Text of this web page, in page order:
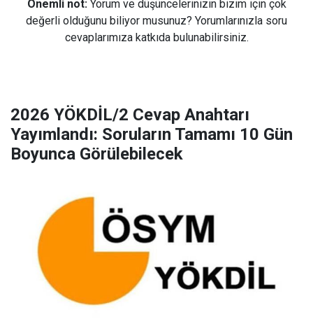
Önemli not: Yorum ve düşüncelerinizin bizim için çok
değerli olduğunu biliyor musunuz? Yorumlarınızla soru
cevaplarımıza katkıda bulunabilirsiniz.
2026 YÖKDİL/2 Cevap Anahtarı
Yayımlandı: Soruların Tamamı 10 Gün
Boyunca Görülebilecek